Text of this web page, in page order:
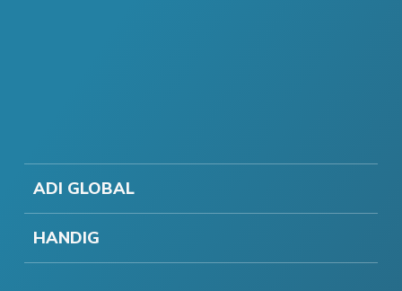
ADI GLOBAL
HANDIG